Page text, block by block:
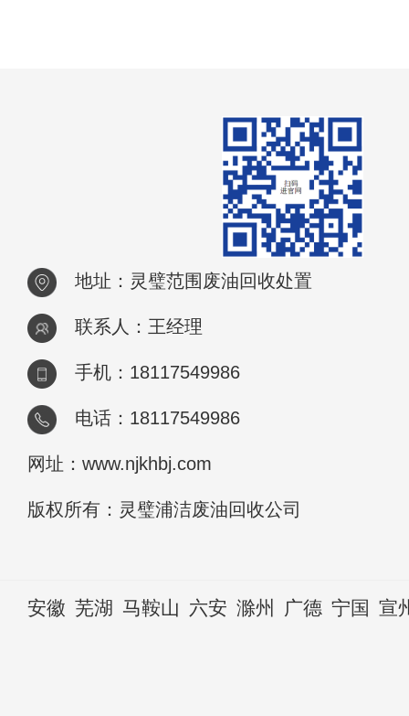
地址：灵璧范围废油回收处置
联系人：王经理
手机：18117549986
电话：18117549986
网址：www.njkhbj.com
版权所有：灵璧浦洁废油回收公司
安徽 芜湖 马鞍山 六安 滁州 广德 宁国 宣